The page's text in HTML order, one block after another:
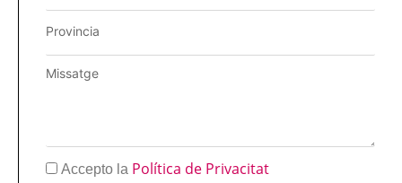
Accepto la Política de Privacitat